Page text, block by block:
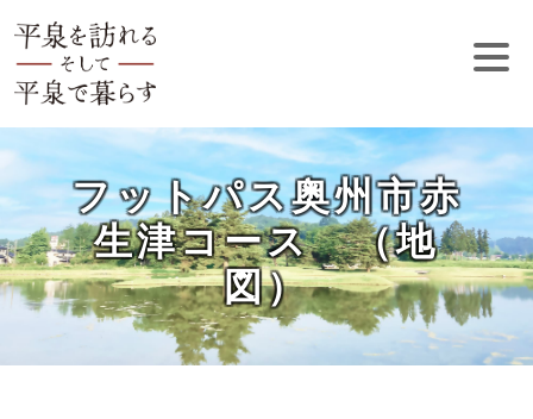
フットパス奥州市赤
生津コース （地
図）